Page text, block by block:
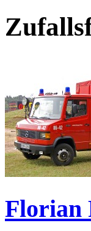
Florian